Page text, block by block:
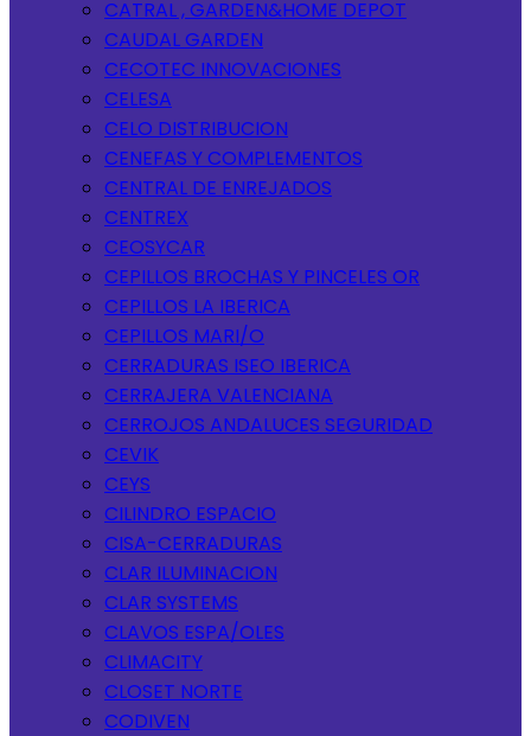
CATRAL , GARDEN&HOME DEPOT
CAUDAL GARDEN
CECOTEC INNOVACIONES
CELESA
CELO DISTRIBUCION
CENEFAS Y COMPLEMENTOS
CENTRAL DE ENREJADOS
CENTREX
CEOSYCAR
CEPILLOS BROCHAS Y PINCELES OR
CEPILLOS LA IBERICA
CEPILLOS MARI/O
CERRADURAS ISEO IBERICA
CERRAJERA VALENCIANA
CERROJOS ANDALUCES SEGURIDAD
CEVIK
CEYS
CILINDRO ESPACIO
CISA-CERRADURAS
CLAR ILUMINACION
CLAR SYSTEMS
CLAVOS ESPA/OLES
CLIMACITY
CLOSET NORTE
CODIVEN